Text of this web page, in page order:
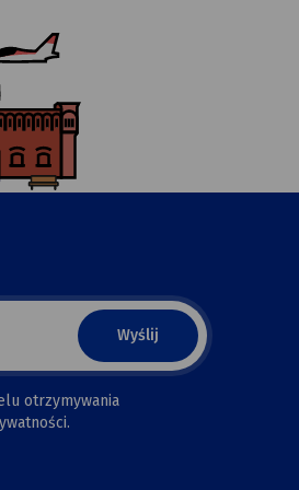
otrzymywania